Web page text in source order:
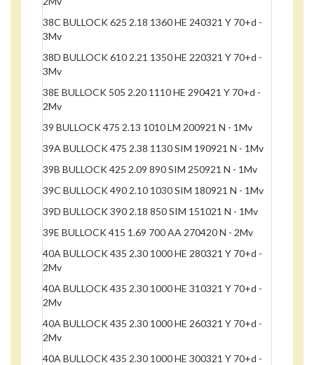
38C BULLOCK 625 2.18 1360 HE 240321 Y 70+d -
3Mv
38D BULLOCK 610 2.21 1350 HE 220321 Y 70+d -
3Mv
38E BULLOCK 505 2.20 1110 HE 290421 Y 70+d -
2Mv
39 BULLOCK 475 2.13 1010 LM 200921 N - 1Mv
39A BULLOCK 475 2.38 1130 SIM 190921 N - 1Mv
39B BULLOCK 425 2.09 890 SIM 250921 N - 1Mv
39C BULLOCK 490 2.10 1030 SIM 180921 N - 1Mv
39D BULLOCK 390 2.18 850 SIM 151021 N - 1Mv
39E BULLOCK 415 1.69 700 AA 270420 N - 2Mv
40A BULLOCK 435 2.30 1000 HE 280321 Y 70+d -
2Mv
40A BULLOCK 435 2.30 1000 HE 310321 Y 70+d -
2Mv
40A BULLOCK 435 2.30 1000 HE 260321 Y 70+d -
2Mv
40A BULLOCK 435 2.30 1000 HE 300321 Y 70+d -